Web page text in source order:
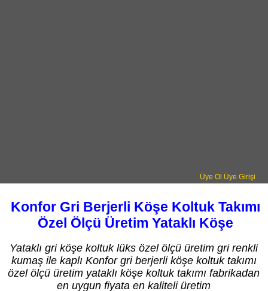
Üye Ol Üye Girişi
Konfor Gri Berjerli Köşe Koltuk Takımı
Özel Ölçü Üretim Yataklı Köşe
Yataklı gri köşe koltuk lüks özel ölçü üretim gri renkli
kumaş ile kaplı Konfor gri berjerli köşe koltuk takımı
özel ölçü üretim yataklı köşe koltuk takımı fabrikadan
en uygun fiyata en kaliteli üretim